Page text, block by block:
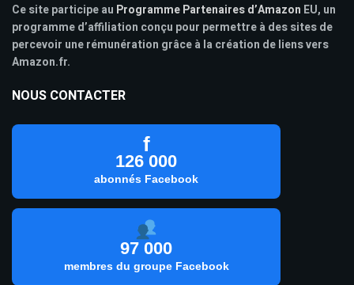
Ce site participe au Programme Partenaires d’Amazon EU, un
programme d’affiliation conçu pour permettre à des sites de
percevoir une rémunération grâce à la création de liens vers
Amazon.fr.
NOUS CONTACTER
f
126 000
abonnés Facebook
97 000
membres du groupe Facebook